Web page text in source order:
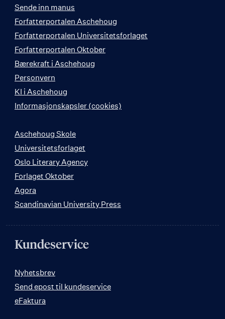
Sende inn manus
Forfatterportalen Aschehoug
Forfatterportalen Universitetsforlaget
Forfatterportalen Oktober
Bærekraft i Aschehoug
Personvern
KI i Aschehoug
Informasjonskapsler (cookies)
Aschehoug Skole
Universitetsforlaget
Oslo Literary Agency
Forlaget Oktober
Agora
Scandinavian University Press
Kundeservice
Nyhetsbrev
Send epost til kundeservice
eFaktura